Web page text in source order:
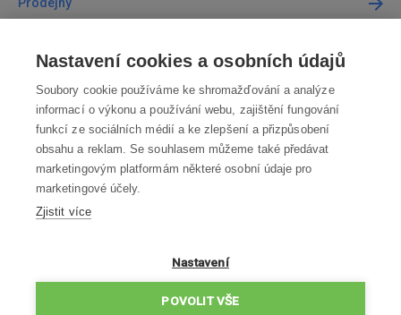
Kontakt
Kontaktujte nás
info@robotworld.cz
220 770 770 Po-Pá 8:00—16:00
VŠECHNY KONTAKTY
ZÁSADY OCHRANY OSOBNÍCH ÚDAJŮ
Nastavení cookies a osobních údajů
Soubory cookie používáme ke shromažďování a analýze
informací o výkonu a používání webu, zajištění fungování
funkcí ze sociálních médií a ke zlepšení a přizpůsobení
obsahu a reklam. Se souhlasem můžeme také předávat
marketingovým platformám některé osobní údaje pro
marketingové účely.
Zjistit více
Nastavení
POVOLIT VŠE